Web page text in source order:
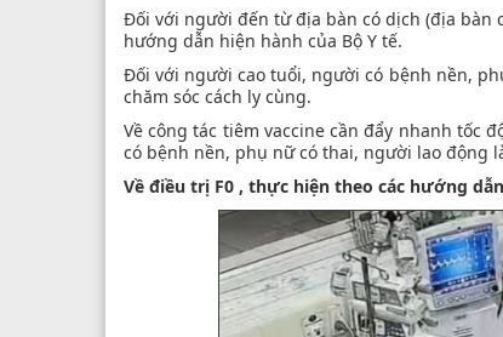
Đối với người đến từ địa bàn có dịch (địa bàn
hướng dẫn hiện hành của Bộ Y tế.
Đối với người cao tuổi, người có bệnh nền,
chăm sóc cách ly cùng.
Về công tác tiêm vaccine cần đẩy nhanh tốc
có bệnh nền, phụ nữ có thai, người lao động
Về điều trị F0 , thực hiện theo các hướng